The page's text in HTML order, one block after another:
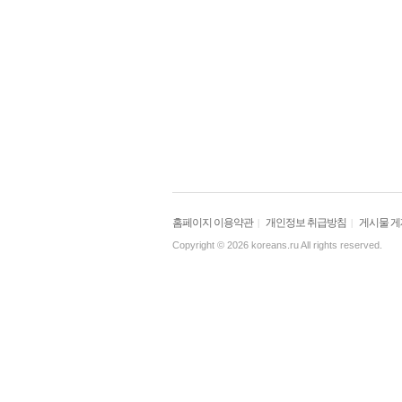
홈페이지 이용약관| 개인정보 취급방침 | 게시물
Copyright © 2026 koreans.ru All rights reserved.